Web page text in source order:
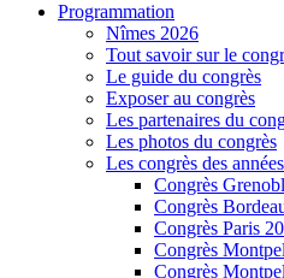
Programmation
Nîmes 2026
Tout savoir sur le
Le guide du congrès
Exposer au congrès
Les partenaires du
Les photos du congrès
Les congrès des
Congrès
Congrès
Congrès Paris
Congrès
Congrès